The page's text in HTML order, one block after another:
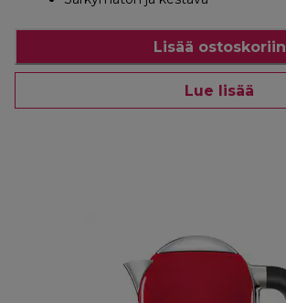
Lisää ostoskoriin
Lue lisää